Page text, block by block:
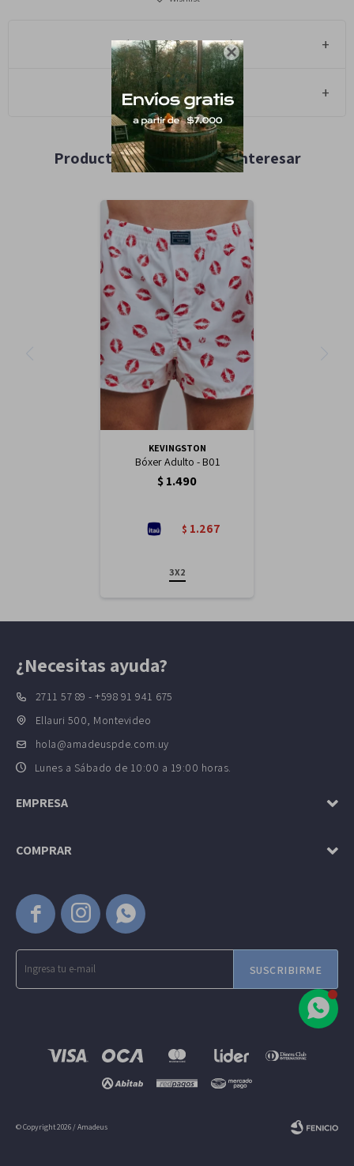

Métodos y costos de envío
Cambios y Devoluciones
Productos que te pueden interesar
KEVINGSTON
Bóxer Adulto - B01
$1.490
$ 1.267
3X2
  
SUSCRIBIRME
¿Necesitas ayuda?
2711 57 89 - +598 91 941 675
Ellauri 500, Montevideo
hola@amadeuspde.com.uy
Lunes a Sábado de 10:00 a 19:00 horas.
EMPRESA
COMPRAR
© Copyright 2026 / Amadeus